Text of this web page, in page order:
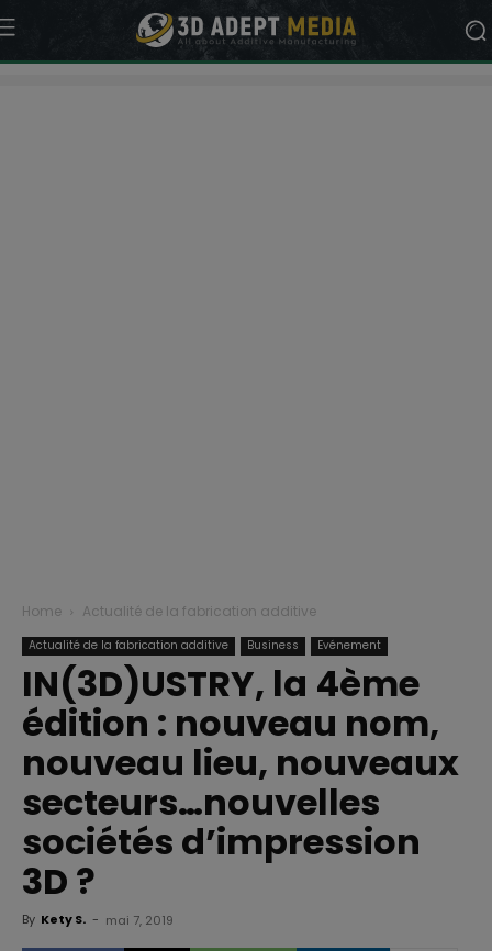
Home Actualité de la fabrication additive
Actualité de la fabrication additive Business Evénement
IN(3D)USTRY, la 4ème
édition : nouveau nom,
nouveau lieu, nouveaux
secteurs…nouvelles
sociétés d’impression
3D ?
By Kety S. - mai 7, 2019